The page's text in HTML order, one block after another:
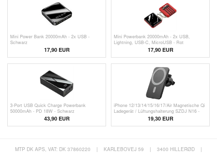
Mini Power Bank 20000mAh - 2x USB -
Schwarz
17,90 EUR
Mini Powerbank 20000mAh - 2x USB,
Lightning, USB-C, MicroUSB - Rot
17,90 EUR
3-Port USB Quick Charge Powerbank
50000mAh - PD 18W - Schwarz
43,90 EUR
iPhone 12/13/14/15/16/17/Air Magnetische Qi
Ladegerät / Lüftungshalterung SZDJ N16 -
19,30 EUR
MTP DK APS, VAT: DK 37860220 | KARLEBOVEJ 59 | 3400 HILLERØD
|